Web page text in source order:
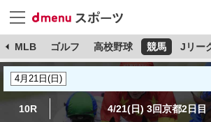
MLB ゴルフ 高校野球 競馬 Jリー
10R 4/21(日) 3回京都2日目